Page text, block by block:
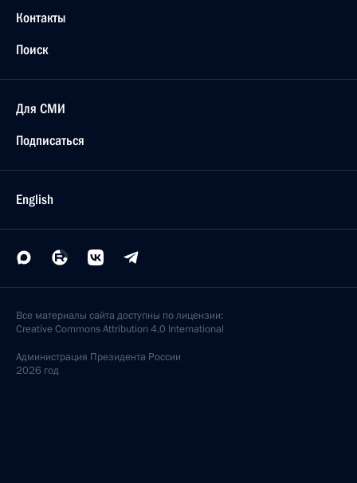
Контакты
Поиск
Для СМИ
Подписаться
English
Все материалы сайта доступны по лицензии:
Creative Commons Attribution 4.0 International
Администрация Президента России
2026 год